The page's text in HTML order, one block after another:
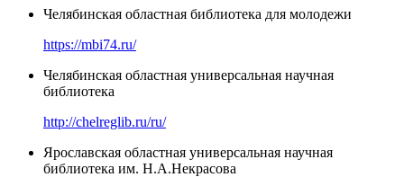
Челябинская областная библиотека для молодежи
https://mbi74.ru/
Челябинская областная универсальная научная
библиотека
http://chelreglib.ru/ru/
Ярославская областная универсальная научная
библиотека им. Н.А.Некрасова